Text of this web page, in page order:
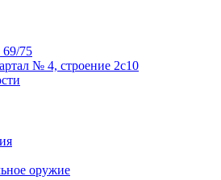
69/75
№ 4, строение 2с10
оружие